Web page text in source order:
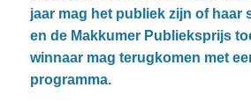
jaar mag het publiek zijn of haar
en de Makkumer Publieksprijs
winnaar mag terugkomen met
programma.